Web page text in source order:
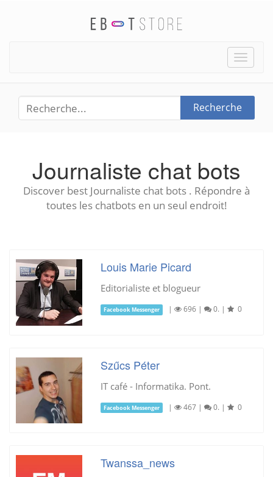
Toggle
Recherche
Journaliste chat bots
Discover best Journaliste chat bots . Répondre à
toutes les chatbots en un seul endroit!
Louis Marie Picard
Editorialiste et blogueur
Facebook Messenger | 696 | 0. | 0
Szűcs Péter
IT café - Informatika. Pont.
Facebook Messenger | 467 | 0. | 0
Twanssa_news